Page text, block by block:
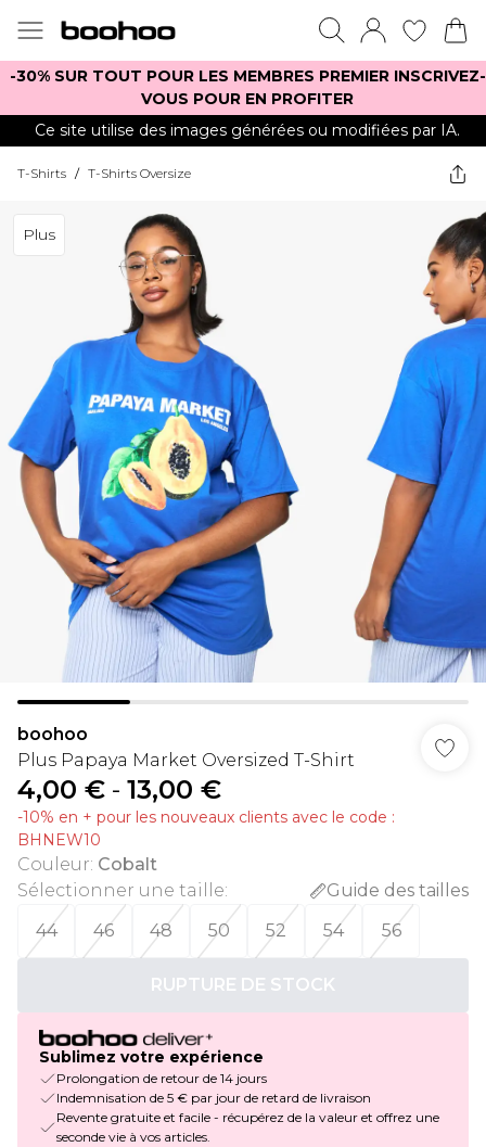
-30% SUR TOUT POUR LES MEMBRES PREMIER INSCRIVEZ-
VOUS POUR EN PROFITER
Ce site utilise des images générées ou modifiées par IA.
T-Shirts / T-Shirts Oversize
Plus
boohoo
Plus Papaya Market Oversized T-Shirt
4,00 € - 13,00 €
-10% en + pour les nouveaux clients avec le code :
BHNEW10
Couleur: Cobalt
Sélectionner une taille:
Guide des tailles
44
46 48 50 52 54 56
RUPTURE DE STOCK
Sublimez votre expérience
Prolongation de retour de 14 jours
Indemnisation de 5 € par jour de retard de livraison
Revente gratuite et facile - récupérez de la valeur et offrez une
seconde vie à vos articles.